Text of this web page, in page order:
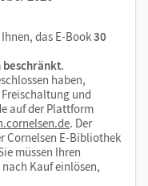
im Schulbuch
das E-Book30
beschränkt.
haben,
und
auf der Plattform
. Der
Cornelsen E-Bibliothek
müssen Ihren
Kauf einlösen,